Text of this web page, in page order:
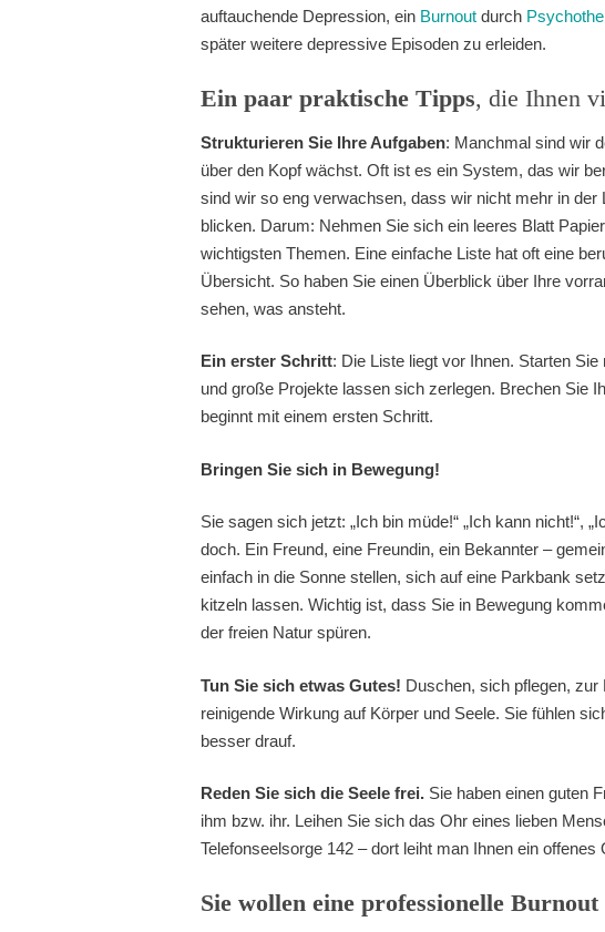
auftauchende Depression, ein Burnout durch
später weitere depressive Episoden zu erleiden.
Ein paar praktische Tipps, die Ihnen
Strukturieren Sie Ihre Aufgaben: Manchmal sind wir
über den Kopf wächst. Oft ist es ein System, das wir
sind wir so eng verwachsen, dass wir nicht mehr in der
blicken. Darum: Nehmen Sie sich ein leeres Blatt
wichtigsten Themen. Eine einfache Liste hat oft eine
Übersicht. So haben Sie einen Überblick über Ihre
sehen, was ansteht.
Ein erster Schritt: Die Liste liegt vor Ihnen. Starten
und große Projekte lassen sich zerlegen. Brechen Sie
beginnt mit einem ersten Schritt.
Bringen Sie sich in Bewegung!
Sie sagen sich jetzt: „Ich bin müde!“ „Ich kann nicht!“,
doch. Ein Freund, eine Freundin, ein Bekannter –
einfach in die Sonne stellen, sich auf eine Parkbank
kitzeln lassen. Wichtig ist, dass Sie in Bewegung
der freien Natur spüren.
Tun Sie sich etwas Gutes! Duschen, sich pflegen, zur
reinigende Wirkung auf Körper und Seele. Sie fühlen
besser drauf.
Reden Sie sich die Seele frei. Sie haben einen guten
ihm bzw. ihr. Leihen Sie sich das Ohr eines lieben
Telefonseelsorge 142 – dort leiht man Ihnen ein offenes
Sie wollen eine professionelle